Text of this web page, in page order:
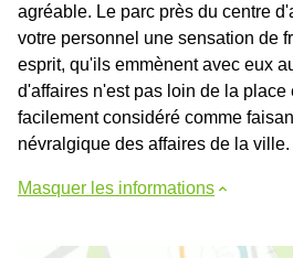
agréable. Le parc près du centre
votre personnel une sensation de
esprit, qu'ils emmènent avec eux
d'affaires n'est pas loin de la place
facilement considéré comme
névralgique des affaires de la ville.
Masquer les informations